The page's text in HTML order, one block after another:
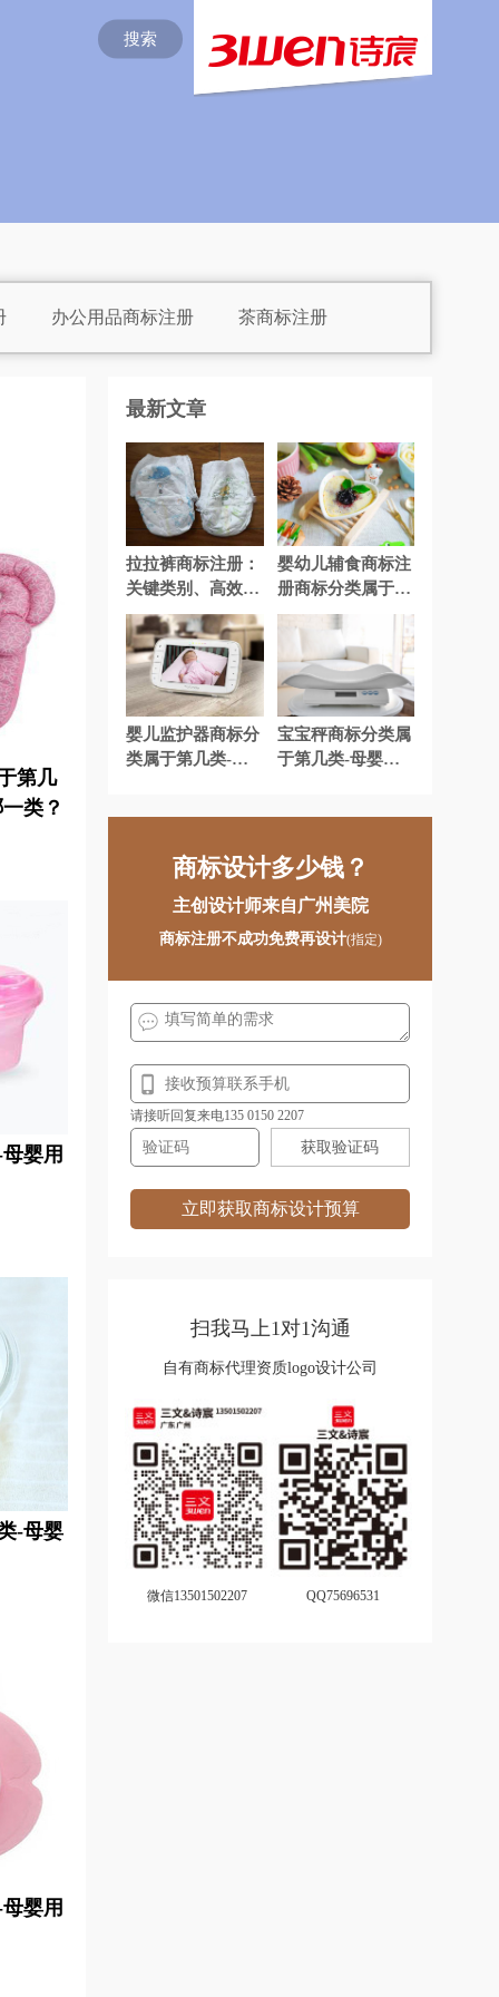
搜索
办公用品商标注册 茶商标注册
罐头商标注册
化学商标注册
计商标注册 家居商标注册
咖啡商标注册
奶茶商标注册 能源商标注册
车配件商标注册 肉商标注册
食用油商标注册 水商标注册
调味品商标注册
胶商标注册
油漆商标注册
纸制品商标注册
第几
类？
婴用
-母婴
婴用
最新文章
拉拉裤商标注册：
关键类别、高效流
程与超值费用全解
析
婴幼儿辅食商标注
册商标分类属于第
几类-婴儿食品商
标注册属于哪一
类？
婴儿监护器商标分
类属于第几类-婴
宝宝秤商标分类属
于第几类-母婴用
商标设计多少钱？
主创设计师来自广州美院
商标注册不成功免费再设计(指定)
请接听回复来电135 0150 2207
获取验证码
立即获取商标设计预算
扫我马上1对1沟通
自有商标代理资质logo设计公司
微信13501502207 QQ75696531